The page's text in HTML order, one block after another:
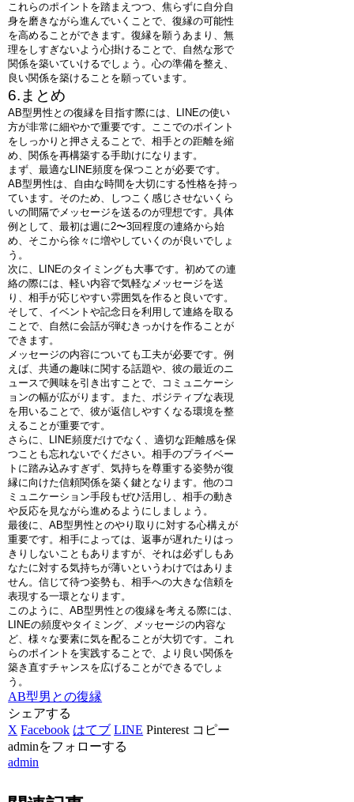
これらのポイントを踏まえつつ、焦らずに自分自
身を磨きながら進んでいくことで、復縁の可能性
を高めることができます。復縁を願うあまり、無
理をしすぎないよう心掛けることで、自然な形で
関係を築いていけるでしょう。心の準備を整え、
良い関係を築けることを願っています。
6.まとめ
AB型男性との復縁を目指す際には、LINEの使い
方が非常に細やかで重要です。ここでのポイント
をしっかりと押さえることで、相手との距離を縮
め、関係を再構築する手助けになります。
まず、最適なLINE頻度を保つことが必要です。
AB型男性は、自由な時間を大切にする性格を持っ
ています。そのため、しつこく感じさせないくら
いの間隔でメッセージを送るのが理想です。具体
例として、最初は週に2〜3回程度の連絡から始
め、そこから徐々に増やしていくのが良いでしょ
う。
次に、LINEのタイミングも大事です。初めての連
絡の際には、軽い内容で気軽なメッセージを送
り、相手が応じやすい雰囲気を作ると良いです。
そして、イベントや記念日を利用して連絡を取る
ことで、自然に会話が弾むきっかけを作ることが
できます。
メッセージの内容についても工夫が必要です。例
えば、共通の趣味に関する話題や、彼の最近のニ
ュースで興味を引き出すことで、コミュニケーシ
ョンの幅が広がります。また、ポジティブな表現
を用いることで、彼が返信しやすくなる環境を整
えることが重要です。
さらに、LINE頻度だけでなく、適切な距離感を保
つことも忘れないでください。相手のプライベー
トに踏み込みすぎず、気持ちを尊重する姿勢が復
縁に向けた信頼関係を築く鍵となります。他のコ
ミュニケーション手段もぜひ活用し、相手の動き
や反応を見ながら進めるようにしましょう。
最後に、AB型男性とのやり取りに対する心構えが
重要です。相手によっては、返事が遅れたりはっ
きりしないこともありますが、それは必ずしもあ
なたに対する気持ちが薄いというわけではありま
せん。信じて待つ姿勢も、相手への大きな信頼を
表現する一環となります。
このように、AB型男性との復縁を考える際には、
LINEの頻度やタイミング、メッセージの内容な
ど、様々な要素に気を配ることが大切です。これ
らのポイントを実践することで、より良い関係を
築き直すチャンスを広げることができるでしょ
う。
AB型男との復縁
シェアする
X Facebook はてブ LINE Pinterest コピー
adminをフォローする
admin